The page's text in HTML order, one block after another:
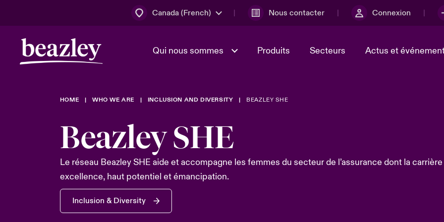
Canada (French) Nous contacter Connexion
Qui nous sommes
Conseil d’administration et
Bonjour Québec, nous sommes
Produits Secteurs Actus et
cybersécurité et à la technologie
en 2024
Espace assurés
Client Cyber
HOME WHO WE ARE INCLUSION AND DIVERSITY BEAZLEY SHE
Beazley SHE
Le réseau Beazley SHE aide et accompagne les femmes du secteur de l’assurance dont la
excellence, haut potentiel et émancipation.
Inclusion & Diversity